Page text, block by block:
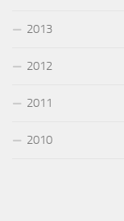
2013
2012
2011
2010